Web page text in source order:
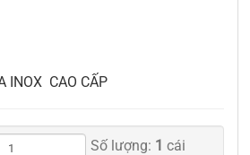
INOX CAO CẤP
Số lượng: 1 cái